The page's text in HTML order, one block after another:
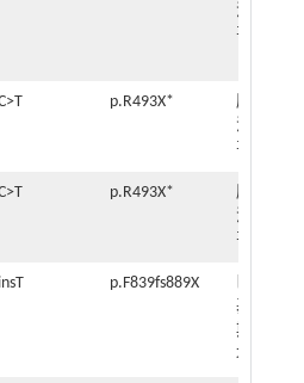
洛
哥
p.R493X*
摩
洛
哥
p.R493X*
摩
洛
哥
p.F839fs889X
巴
基
斯
坦